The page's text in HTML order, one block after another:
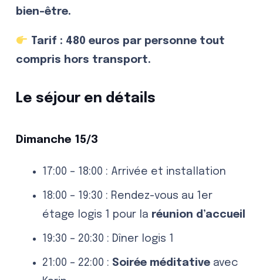
bien-être.
Tarif : 480 euros par personne tout
compris hors transport.
Le séjour en détails
Dimanche 15/3
17:00 – 18:00 : Arrivée et installation
18:00 – 19:30 : Rendez-vous au 1er
étage logis 1 pour la réunion d’accueil
19:30 – 20:30 : Dîner logis 1
21:00 – 22:00 : Soirée méditative avec